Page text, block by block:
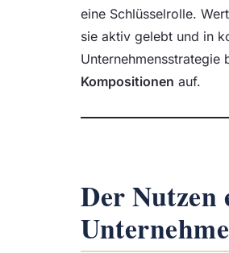
eine Schlüsselrolle.
sie aktiv gelebt und in
Unternehmensstrategie
Kompositionen auf.
Der Nutzen